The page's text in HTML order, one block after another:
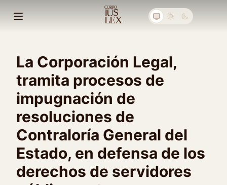
Abrir menú principal
US
I
LEX
CORPO
La Corporación Legal,
tramita procesos de
impugnación de
resoluciones de
Contraloría General del
Estado, en defensa de los
derechos de servidores